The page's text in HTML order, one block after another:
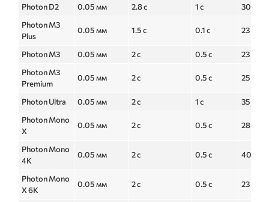
Photon D2 0.05 мм 2.8 с 1 с
30 с
Photon M3
Plus
0.05 мм 1.5 с 0.1 с 23 с
Photon M3 0.05 мм 2 с 0.5 с
23 с
Photon M3
Premium
0.05 мм 2 с 0.5 с 25 с
Photon Ultra 0.05 мм 2 с 1 с
35 с
Photon Mono
X
0.05 мм 2 с 0.5 с 28 с
Photon Mono
4K
0.05 мм 2 с 0.5 с 40 с
Photon Mono
X 6K
0.05 мм 2 с 0.5 с 23 с